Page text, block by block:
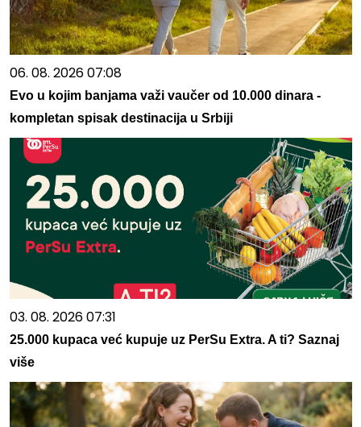
06. 08. 2026 07:08
Evo u kojim banjama važi vaučer od 10.000 dinara -
kompletan spisak destinacija u Srbiji
03. 08. 2026 07:31
25.000 kupaca već kupuje uz PerSu Extra. A ti? Saznaj
više